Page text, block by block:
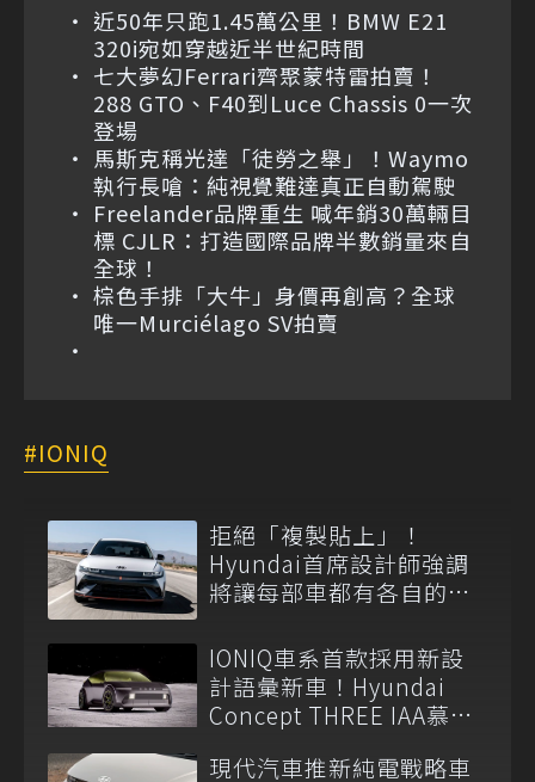
近50年只跑1.45萬公里！BMW E21
320i宛如穿越近半世紀時間
七大夢幻Ferrari齊聚蒙特雷拍賣！
288 GTO、F40到Luce Chassis 0一次
登場
馬斯克稱光達「徒勞之舉」！Waymo
執行長嗆：純視覺難達真正自動駕駛
Freelander品牌重生 喊年銷30萬輛目
標 CJLR：打造國際品牌半數銷量來自
全球！
棕色手排「大牛」身價再創高？全球
唯一Murciélago SV拍賣
IONIQ
拒絕「複製貼上」！
Hyundai首席設計師強調
將讓每部車都有各自的靈
IONIQ車系首款採用新設
計語彙新車！Hyundai
Concept THREE IAA慕尼
現代汽車推新純電戰略車